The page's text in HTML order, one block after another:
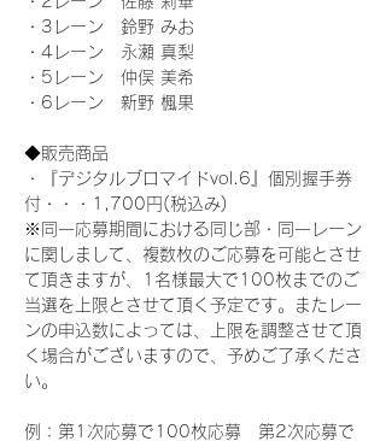
・3レーン　鈴野 みお
・4レーン　永瀬 真梨
・5レーン　仲俣 美希
・6レーン　新野 楓果
◆販売商品
・『デジタルブロマイドvol.6』個別握手券
付・・・1,700円(税込み)
※同一応募期間における同じ部・同一レーン
に関しまして、複数枚のご応募を可能とさせ
て頂きますが、1名様最大で100枚までのご
当選を上限とさせて頂く予定です。またレー
ンの申込数によっては、上限を調整させて頂
く場合がございますので、予めご了承くださ
い。
例：第1次応募で100枚応募　第2次応募で